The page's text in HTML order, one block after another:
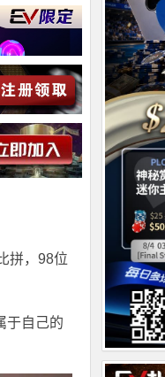
拼，98位
于自己的